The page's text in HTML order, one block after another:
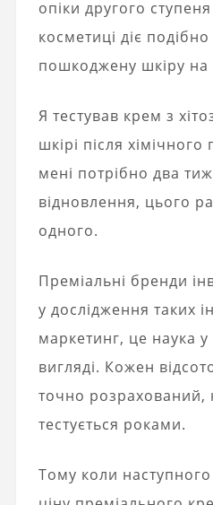
опіки другого
косметиці діє
пошкоджену шкіру на
Я тестував крем з
шкірі після хімічного
мені потрібно два
відновлення, цього
одного.
Преміальні бренди
у дослідження таких
маркетинг, це наука
вигляді. Кожен
точно
тестується роками.
Тому коли